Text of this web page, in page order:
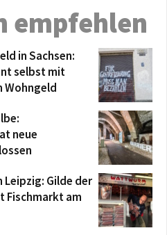
empfehlen
in Sachsen:
selbst mit
Wohngeld
neue
Gilde der
Fischmarkt am